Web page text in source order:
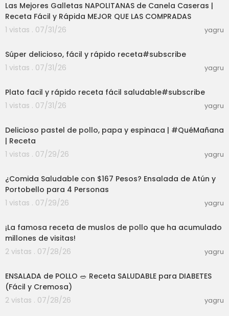
Las Mejores Galletas NAPOLITANAS de Canela Caseras |
Receta Fácil y Rápida MEJOR QUE LAS COMPRADAS
1 vistas . 07/31/26
yagru
Súper delicioso, fácil y rápido receta#subscribe
1 vistas . 07/31/26
yagru
Plato facil y rápido receta fácil saludable#subscribe
1 vistas . 07/31/26
yagru
Delicioso pastel de pollo, papa y espinaca | #QuéMañana
| Receta
1 vistas . 07/29/26
yagru
¿Comida Saludable con $167 Pesos? Ensalada de Atún y
Portobello para 4 Personas
1 vistas . 07/29/26
yagru
¡La famosa receta de muslos de pollo que ha acumulado
millones de visitas!
2 vistas . 07/28/26
yagru
ENSALADA de POLLO 🥗 Receta SALUDABLE para DIABETES
(Fácil y Cremosa)
2 vistas . 07/28/26
yagru